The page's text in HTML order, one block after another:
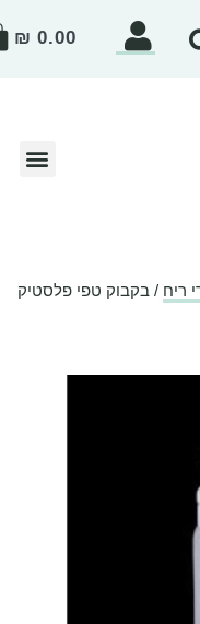
₪0.00
/ בקבוק טפי פלסטיק